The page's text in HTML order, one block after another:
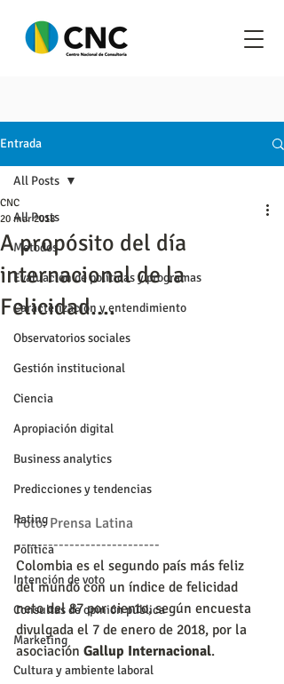
Entrada
All Posts
Metodos
Evaluación de políticas y programas
Caracterización y entendimiento
Observatorios sociales
Gestión institucional
Ciencia
Apropiación digital
Business analytics
Predicciones y tendencias
Rating
Política
Intención de voto
Consultas de opinión pública
Marketing
Cultura y ambiente laboral
All Posts
A propósito del día
internacional de la
Felicidad....
CNC
20 mar 2018
Foto: Prensa Latina
---------------------------
Colombia es el segundo país más feliz
del mundo con un índice de felicidad
neto del 87 por ciento, según encuesta
divulgada el 7 de enero de 2018, por la
asociación Gallup Internacional.